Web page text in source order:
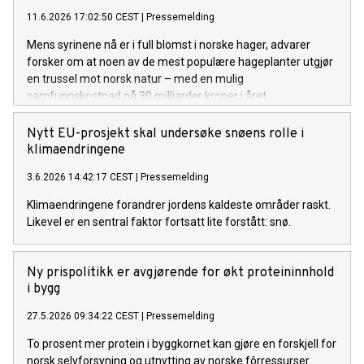
11.6.2026 17:02:50 CEST Pressemelding
Mens syrinene nå er i full blomst i norske hager, advarer
forsker om at noen av de mest populære hageplanter utgjør
en trussel mot norsk natur – med en mulig
samfunnskostnad på 30 milliarder kroner i året.
Nytt EU-prosjekt skal undersøke snøens rolle i
klimaendringene
3.6.2026 14:42:17 CEST Pressemelding
Klimaendringene forandrer jordens kaldeste områder raskt.
Likevel er en sentral faktor fortsatt lite forstått: snø.
Ny prispolitikk er avgjørende for økt proteininnhold
i bygg
27.5.2026 09:34:22 CEST Pressemelding
To prosent mer protein i byggkornet kan gjøre en forskjell for
norsk selvforsyning og utnytting av norske fôrressurser.